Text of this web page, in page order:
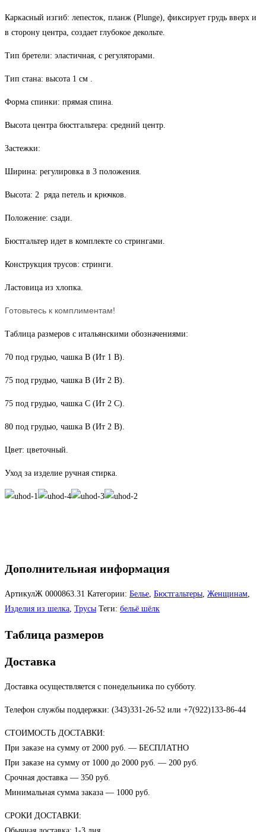
Каркасный изгиб: лепесток, планж (Plunge), фиксирует грудь вверх и
в сторону центра, создает глубокое декольте.
Тип бретели: эластичная, с регуляторами.
Тип стана: высота 1 см .
Форма спинки: прямая спина.
Высота центра бюстгальтера: средний центр.
Застежки:
Ширина: регулировка в 3 положения.
Высота: 2 ряда петель и крючков.
Положение: сзади.
Бюстгальтер идет в комплекте со стрингами.
Конструкция трусов: стринги.
Ластовица из хлопка.
Готовьтесь к комплиментам!
Таблица размеров с итальянскими обозначениями:
70 под грудью, чашка В (Ит 1 В).
75 под грудью, чашка В (Ит 2 В).
75 под грудью, чашка C (Ит 2 C).
80 под грудью, чашка В (Ит 2 В).
Цвет: цветочный.
Уход за изделие ручная стирка.
Дополнительная информация
АртикулЖ 0000863.31 Категории: Белье, Бюстгальтеры, Женщинам,
Изделия из шелка, Трусы Теги: бельё шёлк
Таблица размеров
Доставка
Доставка осуществляется с понедельника по субботу.
Телефон службы поддержки: (343)331-26-52 или +7(922)133-86-44
СТОИМОСТЬ ДОСТАВКИ:
При заказе на сумму от 2000 руб. — БЕСПЛАТНО
При заказе на сумму от 1000 до 2000 руб. — 200 руб.
Срочная доставка — 350 руб.
Минимальная сумма заказа — 1000 руб.
СРОКИ ДОСТАВКИ: